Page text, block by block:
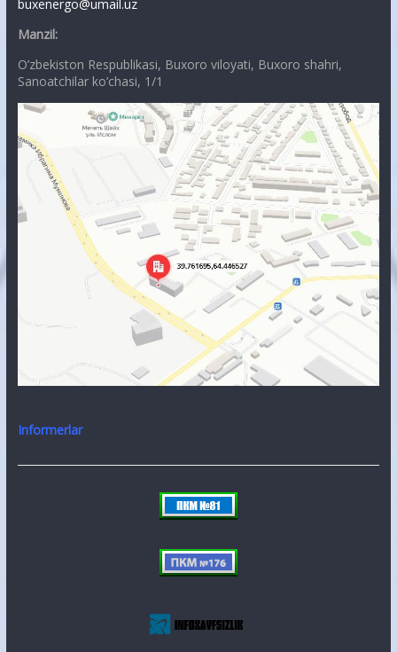
buxenergo@umail.uz
Manzil:
O’zbekiston Respublikasi, Buxoro viloyati, Buxoro shahri,
Sanoatchilar ko’chasi, 1/1
Informerlar